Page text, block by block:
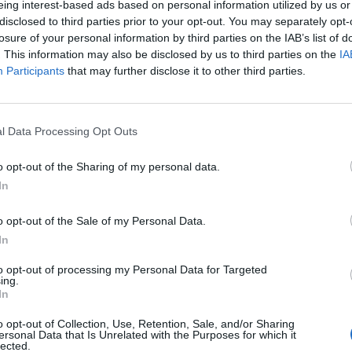
interest-based ads based on personal information utilized by us
to third parties prior to your opt-out. You may separately
of your personal information by third parties on the IAB’s list of
This information may also be disclosed by us to third parties on the
Participants that may further disclose it to other third parties.
Data Processing Opt Outs
opt-out of the Sharing of my personal data.
opt-out of the Sale of my Personal Data.
opt-out of processing my Personal Data for Targeted
opt-out of Collection, Use, Retention, Sale, and/or Sharing
Data that Is Unrelated with the Purposes for which it
per i possibili problemi che potrebbe
(che a differenza di Thiago Silva non è
al momento di rientrare in Francia, viste
prese per l'emergenza coronavirus.
Rudy Giuliani a Come States?
Trump, Meloni e la strategia
americana